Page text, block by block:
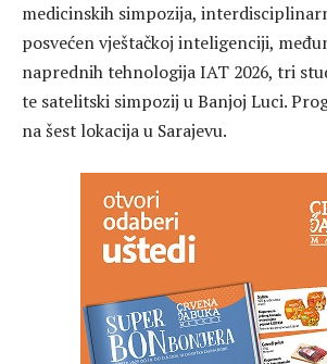
medicinskih simpozija,
posvećen vještačkoj inteligenciji,
naprednih tehnologija IAT 2026, tri
te satelitski simpozij u Banjoj Luci.
na šest lokacija u Sarajevu.